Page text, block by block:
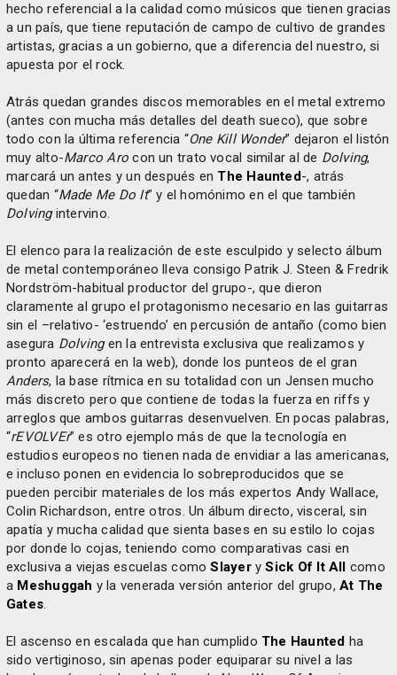
hecho referencial a la calidad como músicos que tienen gracias
a un país, que tiene reputación de campo de cultivo de grandes
artistas, gracias a un gobierno, que a diferencia del nuestro, si
apuesta por el rock.
Atrás quedan grandes discos memorables en el metal extremo
(antes con mucha más detalles del death sueco), que sobre
todo con la última referencia “One Kill Wonder” dejaron el listón
muy alto-Marco Aro con un trato vocal similar al de Dolving,
marcará un antes y un después en The Haunted-, atrás
quedan “Made Me Do It” y el homónimo en el que también
Dolvingintervino.
El elenco para la realización de este esculpido y selecto álbum
de metal contemporáneo lleva consigo Patrik J. Steen & Fredrik
Nordström-habitual productor del grupo-, que dieron
claramente al grupo el protagonismo necesario en las guitarras
sin el –relativo- ‘estruendo’ en percusión de antaño (como bien
asegura Dolvingen la entrevista exclusiva que realizamos y
pronto aparecerá en la web), donde los punteos de el gran
Anders, la base rítmica en su totalidad con un Jensen mucho
más discreto pero que contiene de todas la fuerza en riffs y
arreglos que ambos guitarras desenvuelven. En pocas palabras,
“rEVOLVEr” es otro ejemplo más de que la tecnología en
estudios europeos no tienen nada de envidiar a las americanas,
e incluso ponen en evidencia lo sobreproducidos que se
pueden percibir materiales de los más expertos Andy Wallace,
Colin Richardson, entre otros. Un álbum directo, visceral, sin
apatía y mucha calidad que sienta bases en su estilo lo cojas
por donde lo cojas, teniendo como comparativas casi en
exclusiva a viejas escuelas comoSlayerySick Of It All como
a Meshuggah y la venerada versión anterior del grupo,At The
Gates.
El ascenso en escalada que han cumplido The Haunted ha
sido vertiginoso, sin apenas poder equiparar su nivel a las